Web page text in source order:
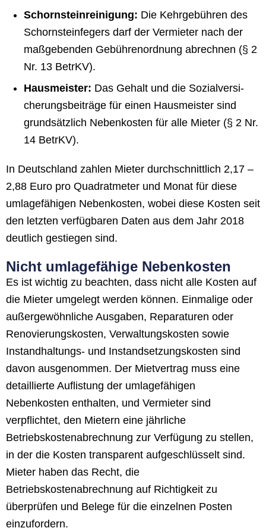
Schornsteinreinigung: Die Kehrgebühren des
Schornsteinfegers darf der Vermieter nach der
maßgebenden Gebührenordnung abrechnen (§ 2
Nr. 13 BetrKV).
Hausmeister: Das Gehalt und die So­zial­ver­si­
che­rungs­bei­trä­ge für einen Hausmeister sind
grundsätzlich Nebenkosten für alle Mieter (§ 2 Nr.
14 BetrKV).
In Deutschland zahlen Mieter durchschnittlich 2,17 –
2,88 Euro pro Quadratmeter und Monat für diese
umlagefähigen Nebenkosten, wobei diese Kosten seit
den letzten verfügbaren Daten aus dem Jahr 2018
deutlich gestiegen sind.
Nicht umlagefähige Nebenkosten
Es ist wichtig zu beachten, dass nicht alle Kosten auf
die Mieter umgelegt werden können. Einmalige oder
außergewöhnliche Ausgaben, Reparaturen oder
Renovierungskosten, Verwaltungskosten sowie
Instandhaltungs- und Instandsetzungskosten sind
davon ausgenommen. Der Mietvertrag muss eine
detaillierte Auflistung der umlagefähigen
Nebenkosten enthalten, und Vermieter sind
verpflichtet, den Mietern eine jährliche
Betriebskostenabrechnung zur Verfügung zu stellen,
in der die Kosten transparent aufgeschlüsselt sind.
Mieter haben das Recht, die
Betriebskostenabrechnung auf Richtigkeit zu
überprüfen und Belege für die einzelnen Posten
einzufordern.